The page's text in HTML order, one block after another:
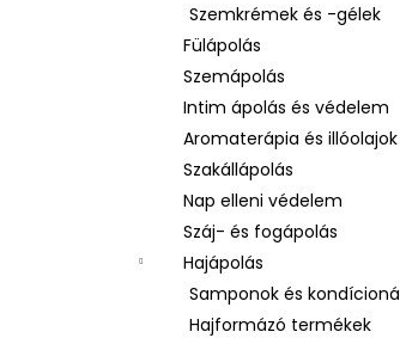
Szemkrémek és -gélek
Fülápolás
Szemápolás
Intim ápolás és védelem
Aromaterápia és illóolajok
Szakállápolás
Nap elleni védelem
Száj- és fogápolás
Hajápolás
Samponok és
Hajformázó termékek